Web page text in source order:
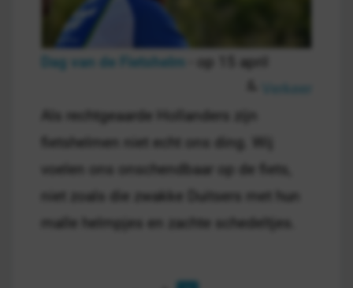
Dag van de Fietshelm
- op 15 april
Als rechtgeaarde Hollanders zijn
fietshelmen niet echt ons ding. Wij
voelen ons onschendbaar op de fiets,
niet zoals die zwakke Duitsers met hun
malle helmpjes en zachte schedeltjes.